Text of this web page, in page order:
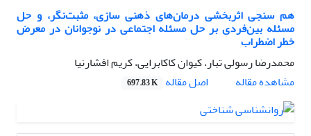
هم سنجی اثربخشی درمان‌های ذهنی سازی، مثبت‌نگر، و حل
مسئله بین‌فردی بر حل مسئله اجتماعی در نوجوانان در معرض
خطر اضطراب
محمدرضا رسولی تبار، کیوان کاکابرایی، کریم افشارنیا
مشاهده مقاله
اصل مقاله 697.83 K